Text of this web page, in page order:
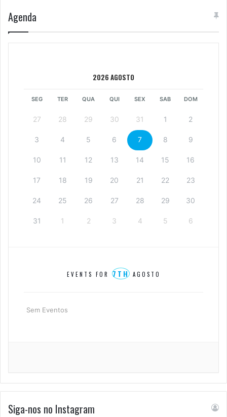
Agenda
2026 AGOSTO
SEG TER QUA QUI SEX SAB DOM
27 28 29 30 31 1 2
3 4 5 6 7 8 9
10 11 12 13 14 15 16
17 18 19 20 21 22 23
24 25 26 27 28 29 30
31 1 2 3 4 5 6
EVENTS FOR 7THAGOSTO
Sem Eventos
Siga-nos no Instagram